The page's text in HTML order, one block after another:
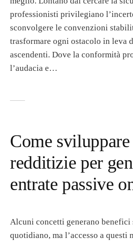
professionisti privilegiano
sconvolgere le convenzioni
trasformare ogni ostacolo in leva
ascendenti. Dove la conformità
l’audacia e…
Come
redditizie per
entrate passive
Alcuni concetti generano benefici
quotidiano, ma l’accesso a questi